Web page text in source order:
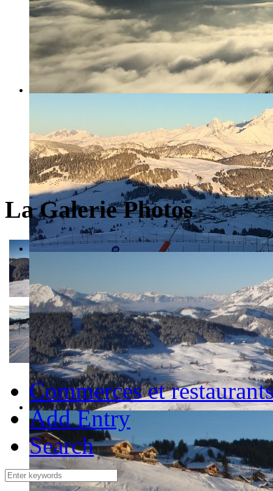
La Galerie Photos
Commerces et
Add Entry
Search